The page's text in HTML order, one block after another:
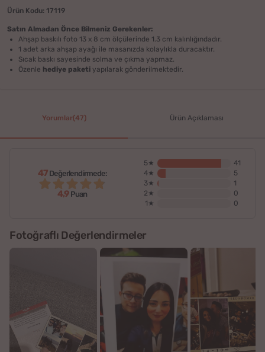
Ürün Kodu: 17119
Satın Almadan Önce Bilmeniz Gerekenler:
Ahşap baskılı foto 13 x 8 cm ölçülerinde 1.3 cm kalınlığındadır.
1 adet arka ahşap ayağı ile masanızda kolaylıkla duracaktır.
Sıcak baskı sayesinde solma ve çıkma yapmaz.
Özenle hediye paketi yapılarak gönderilmektedir.
Yorumlar(47) Ürün Açıklaması
47Değerlendirmede:
4,9 Puan
5★
41
4★
5
3★
1
2★
0
1★
0
Fotoğraflı Değerlendirmeler